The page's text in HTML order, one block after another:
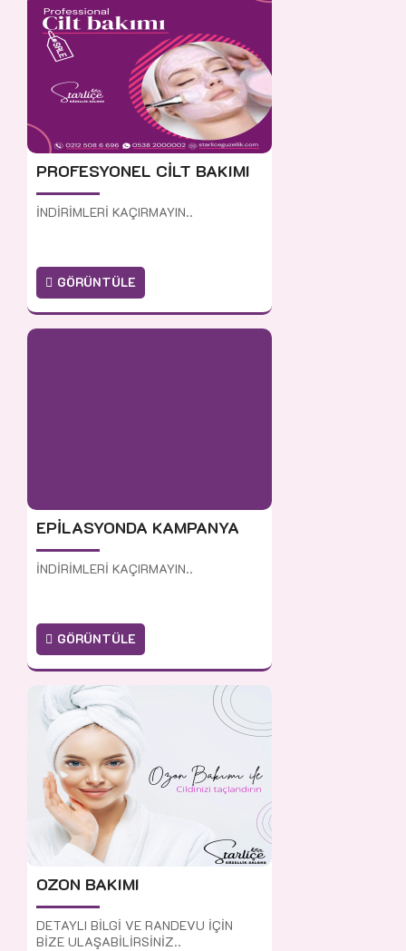
PROFESYONEL CİLT BAKIMI
İNDİRİMLERİ KAÇIRMAYIN..
GÖRÜNTÜLE
EPİLASYONDA KAMPANYA
İNDİRİMLERİ KAÇIRMAYIN..
GÖRÜNTÜLE
OZON BAKIMI
DETAYLI BİLGİ VE RANDEVU İÇİN
BİZE ULAŞABİLİRSİNİZ..